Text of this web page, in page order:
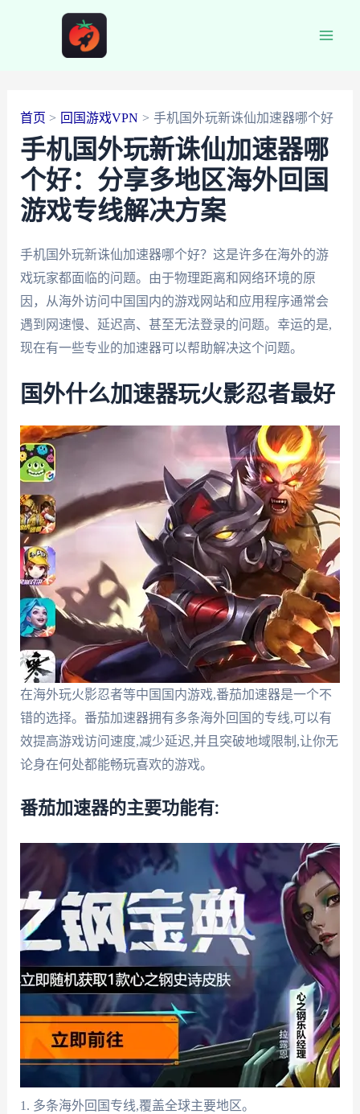
首页 回国游戏VPN 手机国外玩新诛仙加速器哪个好
手机国外玩新诛仙加速器哪
个好：分享多地区海外回国
游戏专线解决方案
手机国外玩新诛仙加速器哪个好？这是许多在海外的游
戏玩家都面临的问题。由于物理距离和网络环境的原
因，从海外访问中国国内的游戏网站和应用程序通常会
遇到网速慢、延迟高、甚至无法登录的问题。幸运的是,
现在有一些专业的加速器可以帮助解决这个问题。
国外什么加速器玩火影忍者最好
在海外玩火影忍者等中国国内游戏,番茄加速器是一个不
错的选择。番茄加速器拥有多条海外回国的专线,可以有
效提高游戏访问速度,减少延迟,并且突破地域限制,让你无
论身在何处都能畅玩喜欢的游戏。
番茄加速器的主要功能有:
1. 多条海外回国专线,覆盖全球主要地区。